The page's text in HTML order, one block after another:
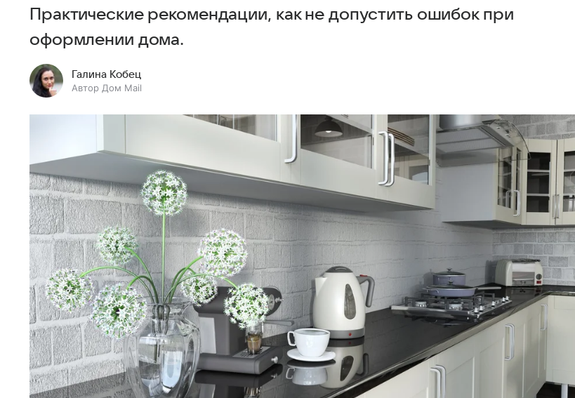
Практические рекомендации, как не допустить ошибок при
оформлении дома.
Галина Кобец
Автор Дом Mail